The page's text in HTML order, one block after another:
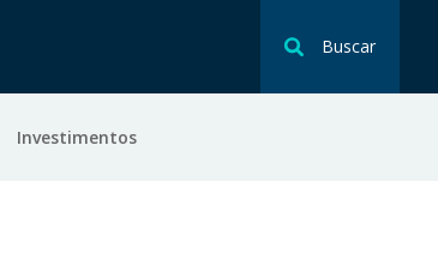
Buscar
Investimentos